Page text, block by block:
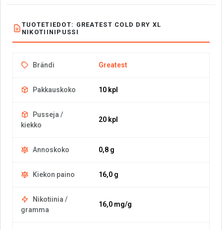
TUOTETIEDOT: GREATEST COLD DRY XL
NIKOTIINIPUSSI
Brändi Greatest
Pakkauskoko 10 kpl
Pusseja /
kiekko
20 kpl
Annoskoko 0,8 g
Kiekon paino 16,0 g
Nikotiinia /
gramma
16,0 mg/g